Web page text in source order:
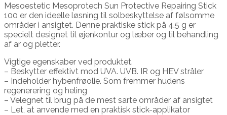
Mesoestetic Mesoprotech Sun Protective Repairing Stick
100 er den ideelle løsning til solbeskyttelse af følsomme
områder i ansigtet. Denne praktiske stick på 4.5 g er
specielt designet til øjenkontur og læber og til behandling
af ar og pletter.
Vigtige egenskaber ved produktet.
– Beskytter effektivt mod UVA. UVB. IR og HEV stråler
– Indeholder hybenfrøolie. Som fremmer hudens
regenerering og heling
– Velegnet til brug på de mest sarte områder af ansigtet
– Let, at anvende med en praktisk stick-applikator